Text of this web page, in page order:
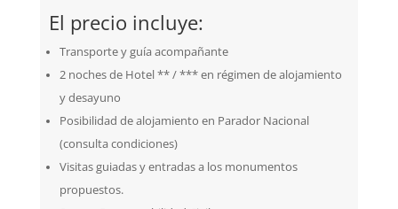
El precio incluye:
Transporte y guía acompañante
2 noches de Hotel ** / *** en régimen de alojamiento
y desayuno
Posibilidad de alojamiento en Parador Nacional
(consulta condiciones)
Visitas guiadas y entradas a los monumentos
propuestos.